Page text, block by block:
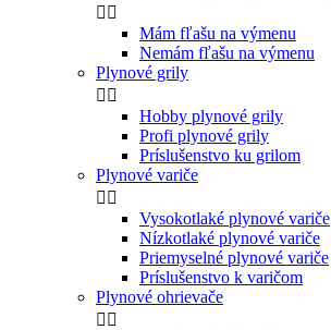
 
Mám fľašu na výmenu
Nemám fľašu na výmenu
Plynové grily
 
Hobby plynové grily
Profi plynové grily
Príslušenstvo ku grilom
Plynové variče
 
Vysokotlaké plynové variče
Nízkotlaké plynové variče
Priemyselné plynové variče
Príslušenstvo k varičom
Plynové ohrievače
 